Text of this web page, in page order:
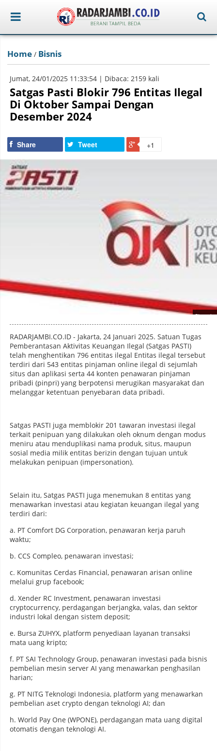
Home / Bisnis
Jumat, 24/01/2025 11:33:54 | Dibaca: 2159 kali
Satgas Pasti Blokir 796 Entitas Ilegal
Di Oktober Sampai Dengan
Desember 2024
Share Tweet +1
Photo by
RADARJAMBI.CO.ID - Jakarta, 24 Januari 2025. Satuan Tugas
Pemberantasan Aktivitas Keuangan Ilegal (Satgas PASTI)
telah menghentikan 796 entitas ilegal Entitas ilegal tersebut
terdiri dari 543 entitas pinjaman online ilegal di sejumlah
situs dan aplikasi serta 44 konten penawaran pinjaman
pribadi (pinpri) yang berpotensi merugikan masyarakat dan
melanggar ketentuan penyebaran data pribadi.
Satgas PASTI juga memblokir 201 tawaran investasi ilegal
terkait penipuan yang dilakukan oleh oknum dengan modus
meniru atau menduplikasi nama produk, situs, maupun
sosial media milik entitas berizin dengan tujuan untuk
melakukan penipuan (impersonation).
Selain itu, Satgas PASTI juga menemukan 8 entitas yang
menawarkan investasi atau kegiatan keuangan ilegal yang
terdiri dari:
a. PT Comfort DG Corporation, penawaran kerja paruh
waktu;
b. CCS Compleo, penawaran investasi;
c. Komunitas Cerdas Financial, penawaran arisan online
melalui grup facebook;
d. Xender RC Investment, penawaran investasi
cryptocurrency, perdagangan berjangka, valas, dan sektor
industri lokal dengan sistem deposit;
e. Bursa ZUHYX, platform penyediaan layanan transaksi
mata uang kripto;
f. PT SAI Technology Group, penawaran investasi pada bisnis
pembelian mesin server AI yang menawarkan penghasilan
harian;
g. PT NITG Teknologi Indonesia, platform yang menawarkan
pembelian aset crypto dengan teknologi AI; dan
h. World Pay One (WPONE), perdagangan mata uang digital
otomatis dengan teknologi AI.